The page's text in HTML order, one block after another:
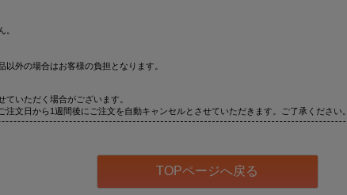
。
外の場合はお客様の負担となります。
いただく場合がございます。
文日から1週間後にご注文を自動キャンセルとさせていただきます。ご了承ください。
TOPページへ戻る